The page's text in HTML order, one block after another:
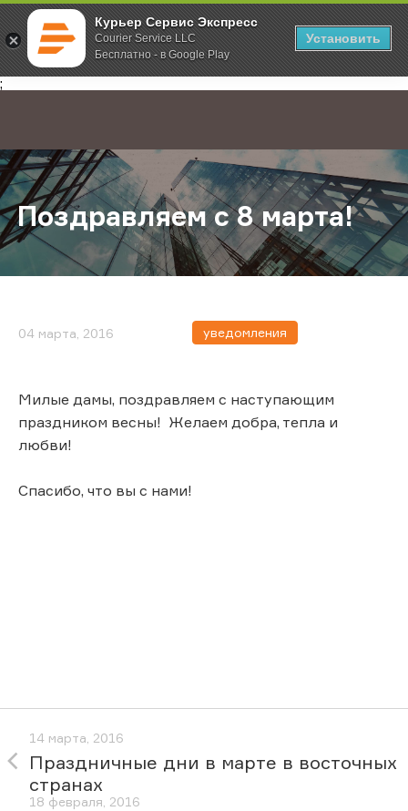
Курьер Сервис Экспресс
Courier Service LLC
Бесплатно - в Google Play
Установить
;
Главная О компании Новости Поздравляем с 8 марта!
Поздравляем с 8 марта!
04 марта, 2016 уведомления
Милые дамы, поздравляем с наступающим
праздником весны! Желаем добра, тепла и
любви!
Спасибо, что вы с нами!
14 марта, 2016
Праздничные дни в марте в восточных
странах
18 февраля, 2016